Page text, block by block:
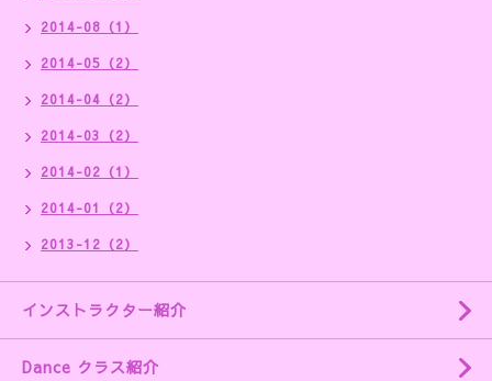
2014-08（1）
2014-05（2）
2014-04（2）
2014-03（2）
2014-02（1）
2014-01（2）
2013-12（2）
インストラクター紹介
Dance クラス紹介